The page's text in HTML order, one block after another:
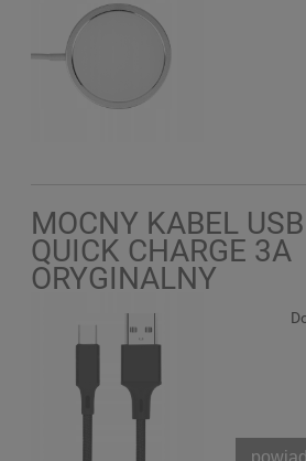
MOCNY KABEL
QUICK CHARGE 3A
ORYGINALNY